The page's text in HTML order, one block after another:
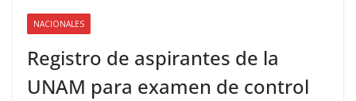
NACIONALES
Registro de aspirantes de la
UNAM para examen de control